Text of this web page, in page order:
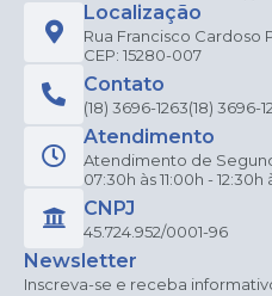
Localização
Rua Francisco Cardoso
CEP: 15280-007
Contato
(18) 3696-1263(18) 3696-
Atendimento
Atendimento de
07:30h às 11:00h - 12:30h
CNPJ
45.724.952/0001-96
Newsletter
Inscreva-se e receba